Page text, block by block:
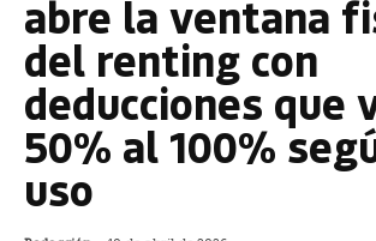
abre la ventana
del renting con
deducciones que
50% al 100%
uso